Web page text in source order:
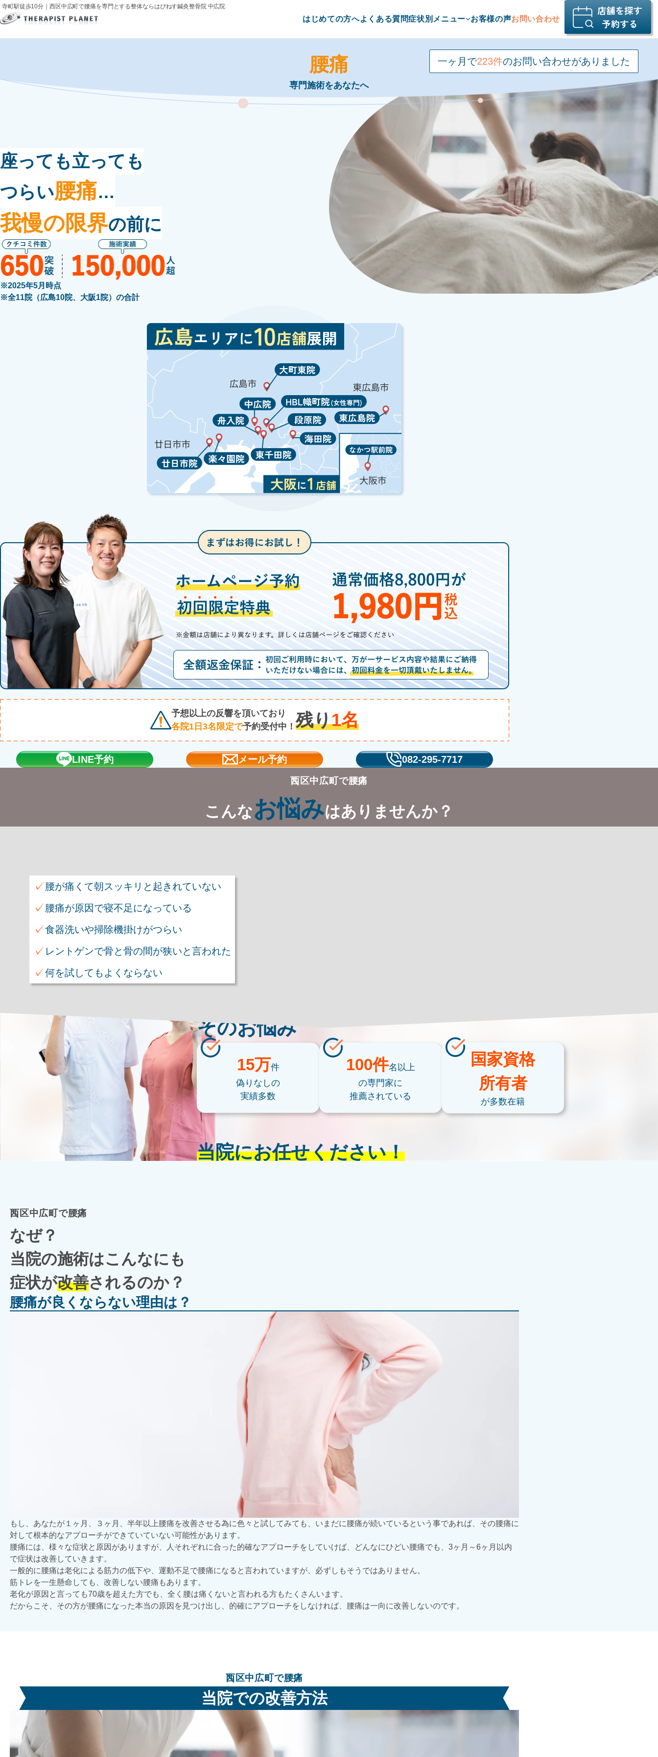
寺町駅徒歩10分｜西区中広町で腰痛を専門とする整体ならはぴねす鍼灸整骨院 中広院
はじめての方へよくある質問症状別メニュー お客様の声お問い合わせ
一ヶ月で223件のお問い合わせがありました
腰痛
専門施術をあなたへ
座っても立っても
つらい腰痛…
我慢の限界の前に
※2025年5月時点
※全11院（広島10院、大阪1院）の合計
予想以上の反響を頂いており
各院1日3名限定で予約受付中！残り1名
LINE予約 メール予約 082-295-7717
西区中広町で腰痛
こんなお悩みはありませんか？
✓腰が痛くて朝スッキリと起きれていない
✓腰痛が原因で寝不足になっている
✓食器洗いや掃除機掛けがつらい
✓ レントゲンで骨と骨の間が狭いと言われた
✓何を試してもよくならない
そのお悩み
15万件
偽りなしの
実績多数
100件名以上
の専門家に
推薦されている
国家資格
所有者
が多数在籍
当院にお任せください！
西区中広町で腰痛
なぜ？
当院の施術はこんなにも
症状が改善されるのか？
腰痛が良くならない理由は？
もし、あなたが１ヶ月、３ヶ月、半年以上腰痛を改善させる為に色々と試してみても、いまだに腰痛が続いているという事であれば、その腰痛に
対して根本的なアプローチができていていない可能性があります。
腰痛には、様々な症状と原因がありますが、人それぞれに合った的確なアプローチをしていけば、どんなにひどい腰痛でも、3ヶ月～6ヶ月以内
で症状は改善していきます。
一般的に腰痛は老化による筋力の低下や、運動不足で腰痛になると言われていますが、必ずしもそうではありません。
筋トレを一生懸命しても、改善しない腰痛もあります。
老化が原因と言っても70歳を超えた方でも、全く腰は痛くないと言われる方もたくさんいます。
だからこそ、その方が腰痛になった本当の原因を見つけ出し、的確にアプローチをしなければ、腰痛は一向に改善しないのです。
西区中広町で腰痛
当院での改善方法